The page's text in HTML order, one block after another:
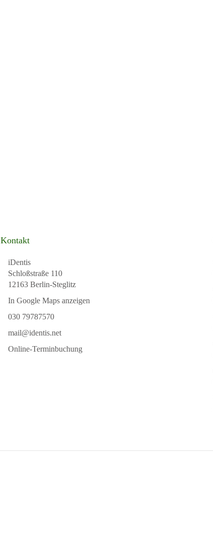
Kontakt
iDentis
Schloßstraße 110
12163 Berlin-Steglitz
In Google Maps anzeigen
030 79787570
mail@identis.net
Online-Terminbuchung